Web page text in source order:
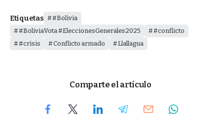
Etiquetas
#Bolivia
#BoliviaVota #EleccionesGenerales2025
#conflicto
#crisis
Conflicto armado Llallagua
Comparte el artículo